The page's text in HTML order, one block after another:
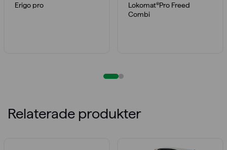
Erigo pro
Lokomat®Pro Freed
Combi
Relaterade produkter